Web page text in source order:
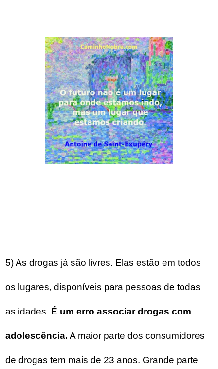
5) As drogas já são livres. Elas estão em todos
os lugares, disponíveis para pessoas de todas
as idades. É um erro associar drogas com
adolescência. A maior parte dos consumidores
de drogas tem mais de 23 anos. Grande parte